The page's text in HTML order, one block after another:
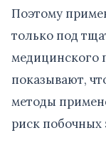
Поэтому
только под
медицинского
показывают,
методы
риск побочных